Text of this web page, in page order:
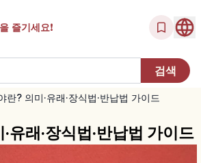
즐기세요!
란? 의미·유래·장식법·반납법 가이드
유래·장식법·반납법 가이드